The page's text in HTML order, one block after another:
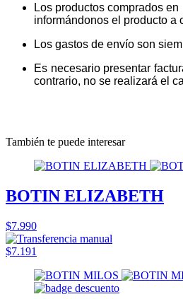
Los productos comprados
informándonos el producto a
Los gastos de envío son
Es necesario presentar
contrario, no se realizará el
También te puede interesar
BOTIN ELIZABETH
$7.990
$7.191